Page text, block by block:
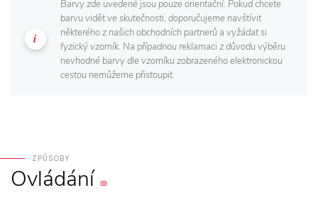
Barvy zde uvedené jsou pouze orientační. Pokud chcete
barvu vidět ve skutečnosti, doporučujeme navštívit
některého z našich obchodních partnerů a vyžádat si
fyzický vzorník. Na případnou reklamaci z důvodu výběru
nevhodné barvy dle vzorníku zobrazeného elektronickou
cestou nemůžeme přistoupit.
ZPŮSOBY
Ovládání